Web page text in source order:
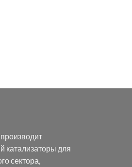
катализаторы для
сектора,